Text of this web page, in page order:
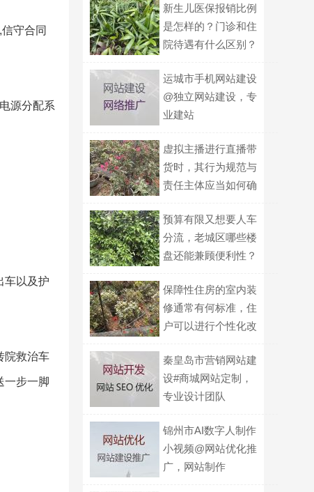
守合同
源分配系
车以及护
院救治车
一步一脚
新生儿医保报销比例
是怎样的？门诊和住
院待遇有什么区别？
运城市手机网站建设
@独立网站建设，专
业建站
虚拟主播进行直播带
货时，其行为规范与
责任主体应当如何确
预算有限又想要人车
分流，老城区哪些楼
盘还能兼顾便利性？
保障性住房的室内装
修通常有何标准，住
户可以进行个性化改
秦皇岛市营销网站建
设#商城网站定制，
专业设计团队
锦州市AI数字人制作
小视频@网站优化推
广，网站制作